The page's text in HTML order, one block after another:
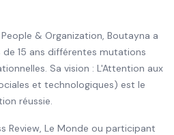
& Organization, Boutayna a
15 ans différentes mutations
Sa vision : L'Attention aux
et technologiques) est le
réussie.
Review, Le Monde ou participant